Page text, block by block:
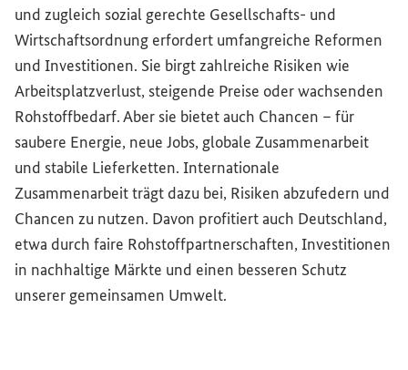
und zugleich sozial gerechte Gesellschafts- und
Wirtschaftsordnung erfordert umfangreiche Reformen
und Investitionen. Sie birgt zahlreiche Risiken wie
Arbeitsplatzverlust, steigende Preise oder wachsenden
Rohstoffbedarf. Aber sie bietet auch Chancen – für
saubere Energie, neue Jobs, globale Zusammenarbeit
und stabile Lieferketten. Internationale
Zusammenarbeit trägt dazu bei, Risiken abzufedern und
Chancen zu nutzen. Davon profitiert auch Deutschland,
etwa durch faire Rohstoffpartnerschaften, Investitionen
in nachhaltige Märkte und einen besseren Schutz
unserer gemeinsamen Umwelt.